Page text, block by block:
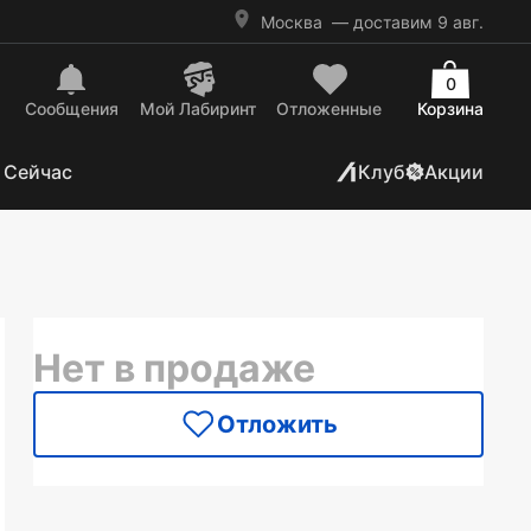
Москва — доставим 9 авг.
Сообщения Mой Лабиринт Отложенные Корзина
0
Клуб Акции
Нет в продаже
Отложить